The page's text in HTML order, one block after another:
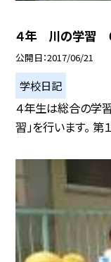
４年 川の学習
公開日 2017/06/21
学校日記
４年生は総合の学
習」を行います。 第